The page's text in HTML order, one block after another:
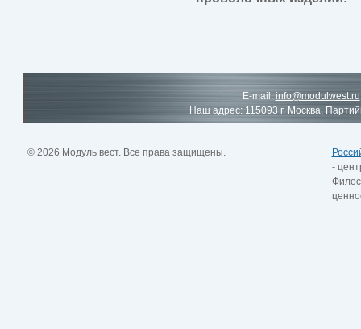
E-mail: info@modulwest.ru
Наш адрес: 115093 г. Москва,
© 2026 Модуль вест. Все права защищены.
-